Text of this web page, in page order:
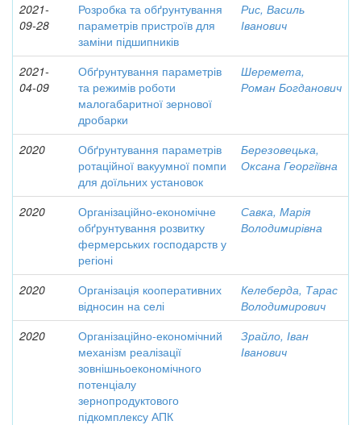
2021-
09-28
Розробка та обґрунтування
параметрів пристроїв для
заміни підшипників
Рис, Василь
Іванович
2021-
04-09
Обґрунтування параметрів
та режимів роботи
малогабаритної зернової
дробарки
Шеремета,
Роман Богданович
2020
Обґрунтування параметрів
ротаційної вакуумної помпи
для доїльних установок
Березовецька,
Оксана Георгіївна
2020
Організаційно-економічне
обґрунтування розвитку
фермерських господарств у
регіоні
Савка, Марія
Володимирівна
2020
Організація кооперативних
відносин на селі
Келеберда, Тарас
Володимирович
2020
Організаційно-економічний
механізм реалізації
зовнішньоекономічного
потенціалу
зернопродуктового
підкомплексу АПК
Зрайло, Іван
Іванович